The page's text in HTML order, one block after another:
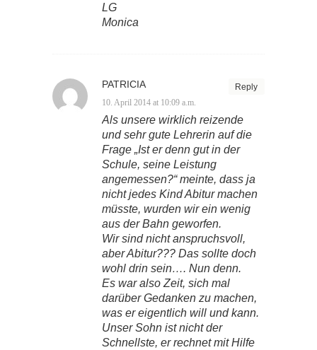
LG
Monica
Reply
PATRICIA
10. April 2014 at 10:09 a.m.
Als unsere wirklich reizende
und sehr gute Lehrerin auf die
Frage „Ist er denn gut in der
Schule, seine Leistung
angemessen?“ meinte, dass ja
nicht jedes Kind Abitur machen
müsste, wurden wir ein wenig
aus der Bahn geworfen.
Wir sind nicht anspruchsvoll,
aber Abitur??? Das sollte doch
wohl drin sein…. Nun denn.
Es war also Zeit, sich mal
darüber Gedanken zu machen,
was er eigentlich will und kann.
Unser Sohn ist nicht der
Schnellste, er rechnet mit Hilfe